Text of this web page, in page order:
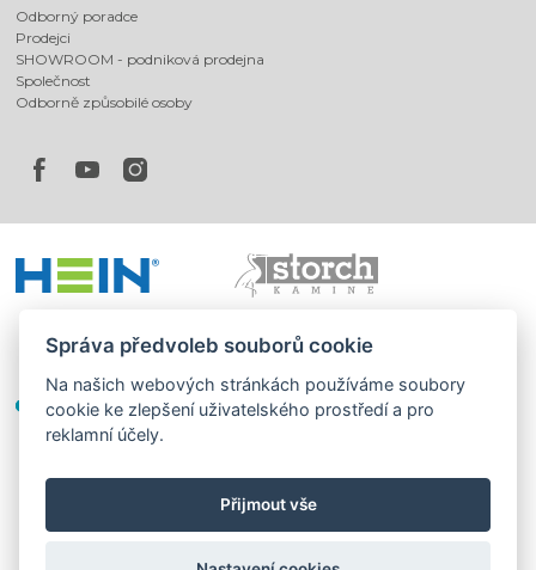
Odborný poradce
Prodejci
SHOWROOM - podniková prodejna
Společnost
Odborně způsobilé osoby
Správa předvoleb souborů cookie
Na našich webových stránkách používáme soubory
cookie ke zlepšení uživatelského prostředí a pro
reklamní účely.
Přijmout vše